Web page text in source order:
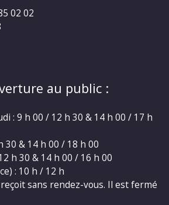
02 02
au public :
: 9 h 00 / 12 h 30 & 14 h 00 / 17 h
30 & 14 h 00 / 18 h 00
h 30 & 14 h 00 / 16 h 00
: 10 h / 12 h
sans rendez-vous. Il est fermé